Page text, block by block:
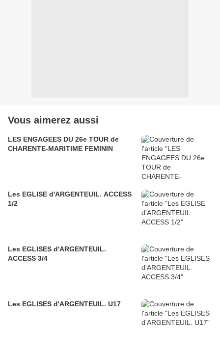
Vous aimerez aussi
LES ENGAGEES DU 26e TOUR de
CHARENTE-MARITIME FEMININ
Les EGLISE d'ARGENTEUIL. ACCESS
1/2
Les EGLISES d'ARGENTEUIL.
ACCESS 3/4
Les EGLISES d'ARGENTEUIL. U17